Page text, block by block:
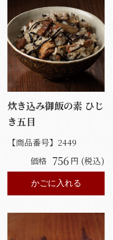
炊き込み御飯の素 ひじ
き五目
【商品番号】 2449
価格 756 円 (税込)
かごに入れる